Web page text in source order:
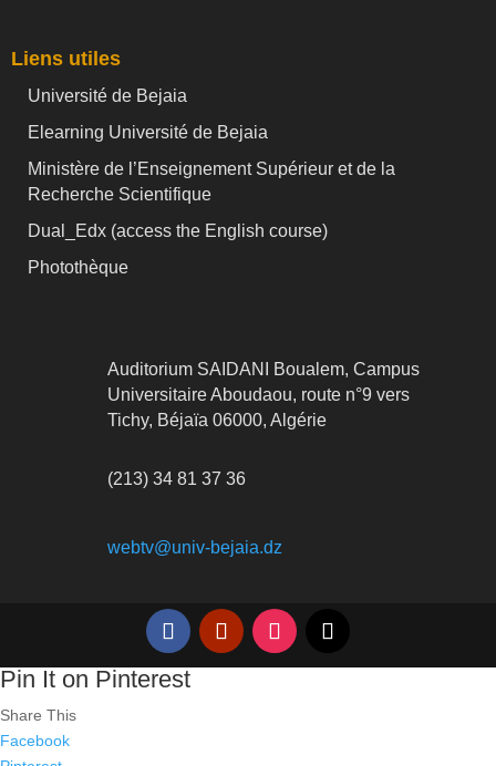
Liens utiles
Université de Bejaia
Elearning Université de Bejaia
Ministère de l’Enseignement Supérieur et de la
Recherche Scientifique
Dual_Edx (access the English course)
Photothèque
Auditorium SAIDANI Boualem, Campus
Universitaire Aboudaou, route n°9 vers
Tichy, Béjaïa 06000, Algérie
(213) 34 81 37 36
webtv@univ-bejaia.dz
Pin It on Pinterest
Share This
Facebook